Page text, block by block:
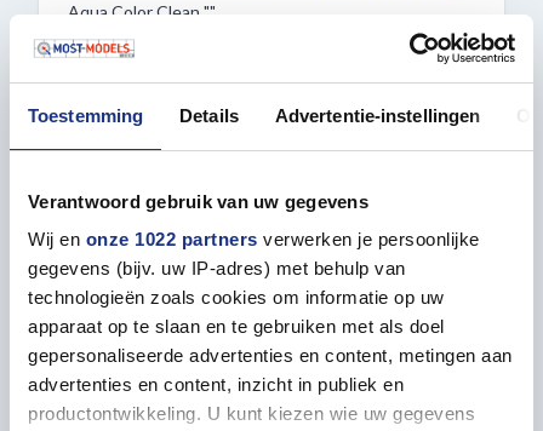
Toestemming Details Advertentie-instellingen
Verantwoord gebruik van uw gegevens
Wij en onze 1022 partners verwerken je persoonlijke
gegevens (bijv. uw IP-adres) met behulp van
technologieën zoals cookies om informatie op uw
apparaat op te slaan en te gebruiken met als doel
gepersonaliseerde advertenties en content, metingen aan
advertenties en content, inzicht in publiek en
productontwikkeling. U kunt kiezen wie uw gegevens
Aqua Color Clean "".
• De verven kunnen door hun uniforme dekking met
een verfkwast worden aangebracht
bijna net zo glad is als met een airbrush
• Het eindresultaat is absoluut vergelijkbaar met ""
Email Color "" emailverf
• Uitzonderlijk goede resultaten met een verfkwast